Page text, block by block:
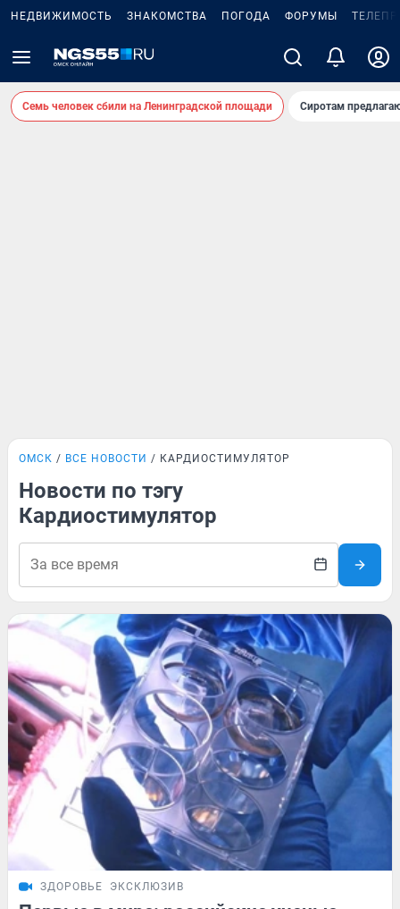
НЕДВИЖИМОСТЬ ЗНАКОМСТВА ПОГОДА ФОРУМЫ
Семь человек сбили на Ленинградской площади Сиротам
ОМСК ВСЕ НОВОСТИ КАРДИОСТИМУЛЯТОР
Новости по тэгу
Кардиостимулятор
ЗДОРОВЬЕ ЭКСКЛЮЗИВ